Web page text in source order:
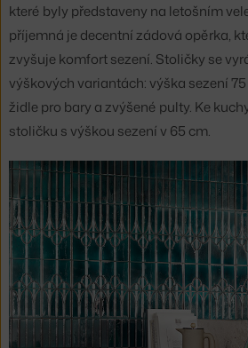
které byly představeny na letošním
příjemná je decentní zádová opěrka,
zvyšuje komfort sezení. Stoličky se
výškových variantách: výška sezení
židle pro bary a zvýšené pulty. Ke
stoličku s výškou sezení v 65 cm.